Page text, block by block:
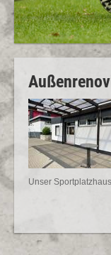
Unser Sportplatzhaus